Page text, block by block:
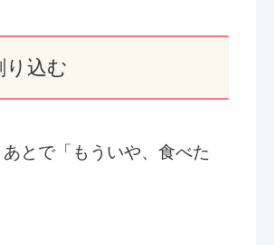
り込む
とで「もういや、食べた